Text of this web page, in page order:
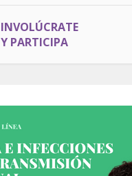
INVOLÚCRATE
Y PARTICIPA